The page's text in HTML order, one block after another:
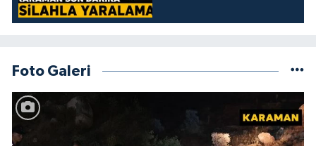
Foto Galeri